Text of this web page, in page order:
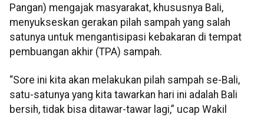
Pangan) mengajak masyarakat, khususnya Bali,
menyukseskan gerakan pilah sampah yang salah
satunya untuk mengantisipasi kebakaran di tempat
pembuangan akhir (TPA) sampah.
“Sore ini kita akan melakukan pilah sampah se-Bali,
satu-satunya yang kita tawarkan hari ini adalah Bali
bersih, tidak bisa ditawar-tawar lagi,” ucap Wakil